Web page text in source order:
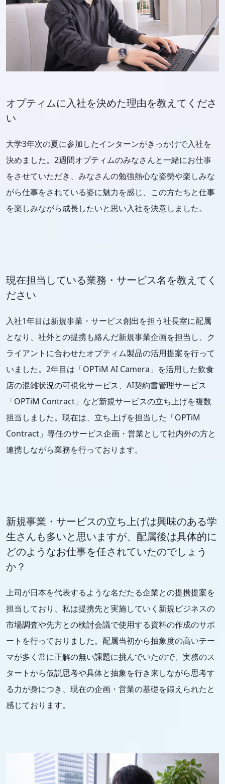
オプティムに入社を決めた理由を教えてくださ
い
大学3年次の夏に参加したインターンがきっかけで入社を
決めました。2週間オプティムのみなさんと一緒にお仕事
をさせていただき、みなさんの勉強熱心な姿勢や楽しみな
がら仕事をされている姿に魅力を感じ、この方たちと仕事
を楽しみながら成長したいと思い入社を決意しました。
現在担当している業務・サービス名を教えてく
ださい
入社1年目は新規事業・サービス創出を担う社長室に配属
となり、社外との提携も絡んだ新規事業企画を担当し、ク
ライアントに合わせたオプティム製品の活用提案を行って
いました。2年目は「OPTiM AI Camera」を活用した飲食
店の混雑状況の可視化サービス、AI契約書管理サービス
「OPTiM Contract」など新規サービスの立ち上げを複数
担当しました。現在は、立ち上げを担当した「OPTiM
Contract」専任のサービス企画・営業として社内外の方と
連携しながら業務を行っております。
新規事業・サービスの立ち上げは興味のある学
生さんも多いと思いますが、配属後は具体的に
どのようなお仕事を任されていたのでしょう
か？
上司が日本を代表するような名だたる企業との提携提案を
担当しており、私は提携先と実施していく新規ビジネスの
市場調査や先方との検討会議で使用する資料の作成のサポ
ートを行っておりました。配属当初から抽象度の高いテー
マが多く常に正解の無い課題に挑んでいたので、実務のス
タートから仮説思考や具体と抽象を行き来しながら思考す
る力が身につき、現在の企画・営業の基礎を鍛えられたと
感じております。